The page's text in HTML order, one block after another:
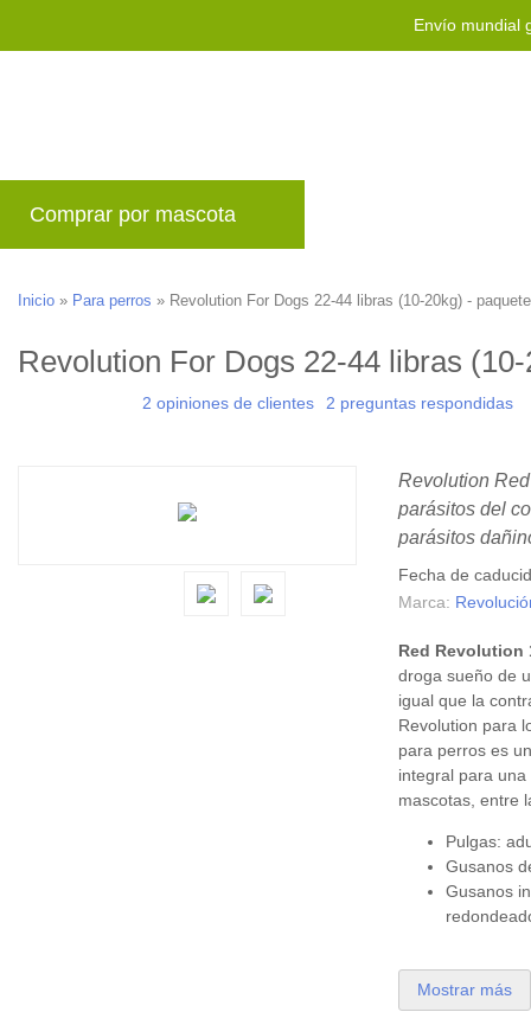
Envío mundial
Comprar por mascota
Inicio » Para perros » Revolution For Dogs 22-44 libras (10-20kg) -
Revolution For Dogs 22-44 libras
2 opiniones de clientes 2 preguntas respondidas
Revolution
parásitos del
parásitos
Fecha de
Marca:
Red Revolution
droga sueño de
igual que la
Revolution para
para perros es
integral para
mascotas, entre
Pulgas:
Gusanos
Gusanos
Mostrar más